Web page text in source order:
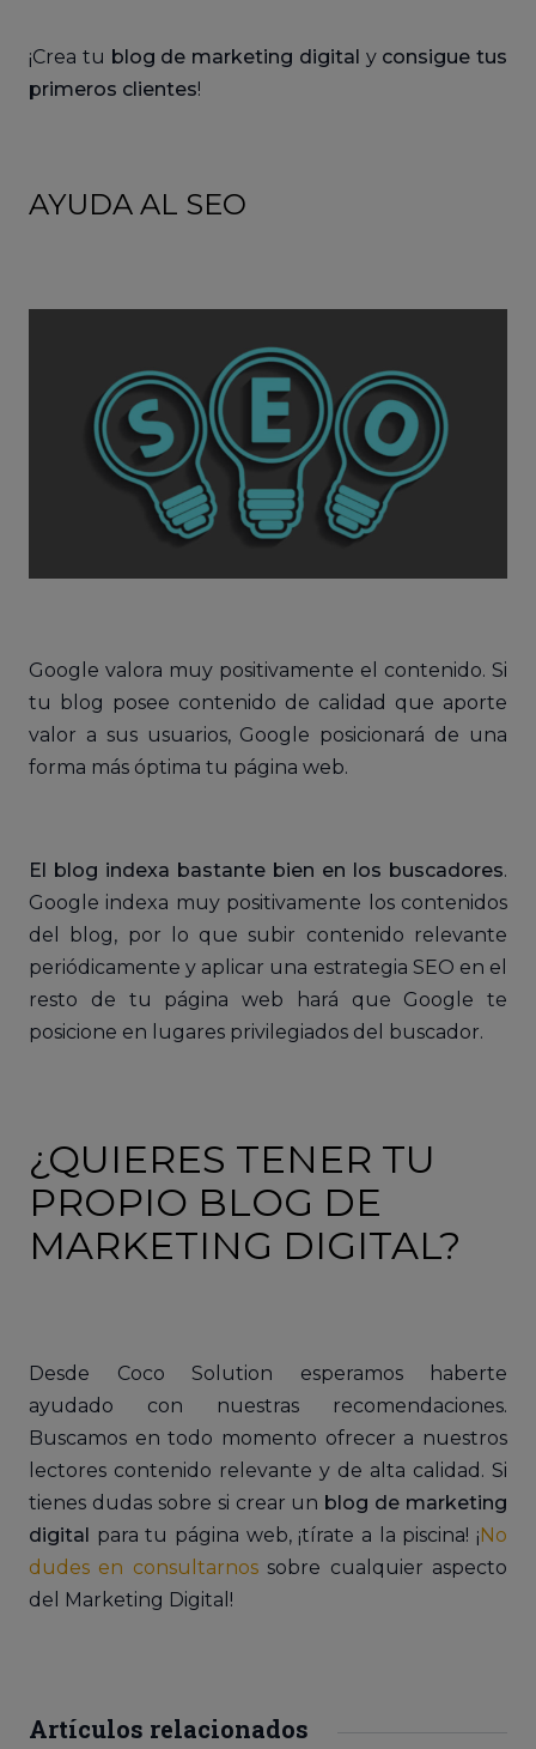
¡Crea tu blog de marketing digital y consigue tus
primeros clientes!
AYUDA AL SEO
Google valora muy positivamente el contenido. Si
tu blog posee contenido de calidad que aporte
valor a sus usuarios, Google posicionará de una
forma más óptima tu página web.
El blog indexa bastante bien en los buscadores.
Google indexa muy positivamente los contenidos
del blog, por lo que subir contenido relevante
periódicamente y aplicar una estrategia SEO en el
resto de tu página web hará que Google te
posicione en lugares privilegiados del buscador.
¿QUIERES TENER TU
PROPIO BLOG DE
MARKETING DIGITAL?
Desde Coco Solution esperamos haberte
ayudado con nuestras recomendaciones.
Buscamos en todo momento ofrecer a nuestros
lectores contenido relevante y de alta calidad. Si
tienes dudas sobre si crear un blog de marketing
digital para tu página web, ¡tírate a la piscina! ¡No
dudes en consultarnossobre cualquier aspecto
del Marketing Digital!
Artículos relacionados